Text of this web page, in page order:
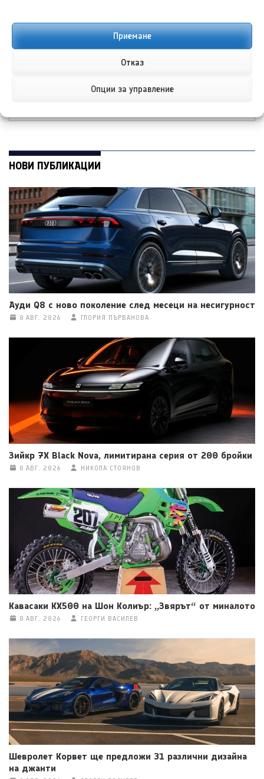
Приемане
Отказ
Опции за управление
Волво EX90:
тест започна трудно
НОВИ ПУБЛИКАЦИИ
Ауди Q8 с ново поколение след месеци на несигурност
8 АВГ. 2026 ГЛОРИЯ ПЪРВАНОВА
Зийкр 7X Black Nova, лимитирана серия от 200 бройки
8 АВГ. 2026 НИКОЛА СТОЯНОВ
Кавасаки KX500 на Шон Колиър: „Звярът“ от миналото
8 АВГ. 2026 ГЕОРГИ ВАСИЛЕВ
Шевролет Корвет ще предложи 31 различни дизайна
на джанти